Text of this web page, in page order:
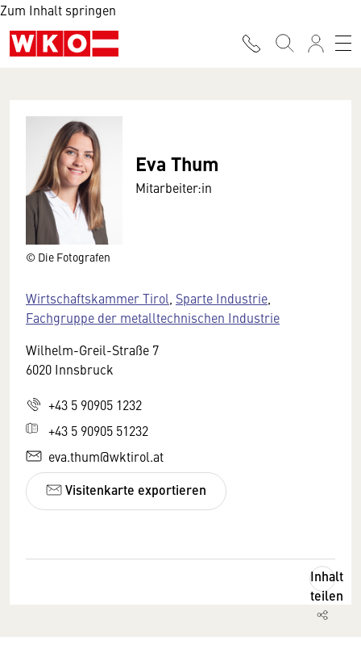
Zum Inhalt springen
© Die Fotografen
Eva Thum
Mitarbeiter:in
Wirtschaftskammer Tirol Sparte Industrie
Fachgruppe der metalltechnischen Industrie
Wilhelm-Greil-Straße 7
6020 Innsbruck
+43 5 90905 1232
+43 5 90905 51232
eva.thum@wktirol.at
Visitenkarte exportieren
Inhalt
teilen